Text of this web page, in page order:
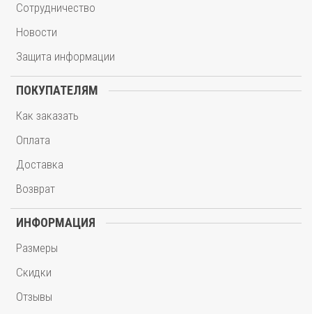
Сотрудничество
Новости
Защита информации
ПОКУПАТЕЛЯМ
Как заказать
Оплата
Доставка
Возврат
ИНФОРМАЦИЯ
Размеры
Скидки
Отзывы